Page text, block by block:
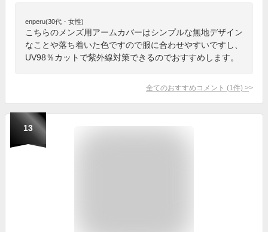
enperu(30代・女性)
こちらのメンズ用アームカバーはシンプルな無地デザイン
なことや落ち着いた色ですので服に合わせやすいですし、
UV98％カットで紫外線対策できるのでおすすめします。
全てのおすすめコメント (1 件) >
13